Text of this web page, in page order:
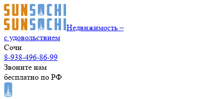
Недвижимость –
с удовольствием
Сочи
8-938-496-86-99
Звоните нам
бесплатно по РФ